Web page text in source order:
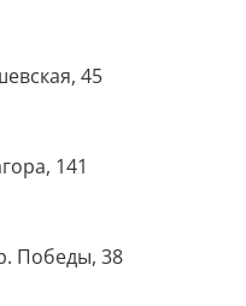
45
141
Победы, 38